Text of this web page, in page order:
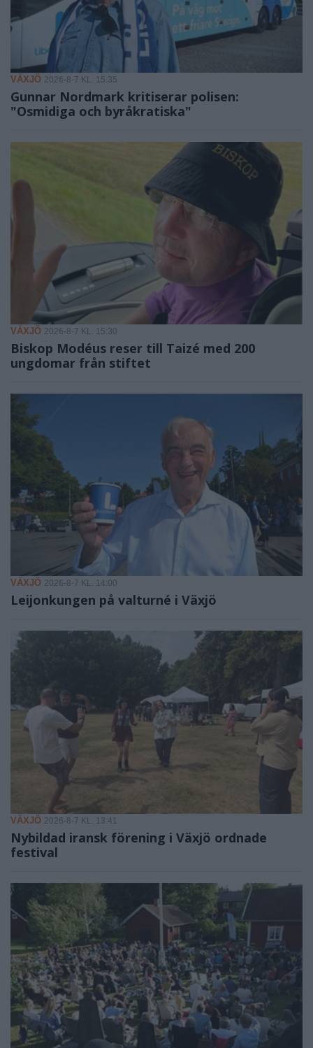
VÄXJÖ 2026-8-7 KL. 15:35
Gunnar Nordmark kritiserar polisen:
"Osmidiga och byråkratiska"
VÄXJÖ 2026-8-7 KL. 15:30
Biskop Modéus reser till Taizé med 200
ungdomar från stiftet
VÄXJÖ 2026-8-7 KL. 14:00
Leijonkungen på valturné i Växjö
VÄXJÖ 2026-8-7 KL. 13:41
Nybildad iransk förening i Växjö ordnade
festival